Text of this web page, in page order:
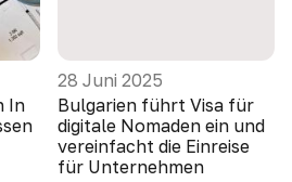
In
28 Juni 2025
Bulgarien führt Visa für
digitale Nomaden ein und
vereinfacht die Einreise
für Unternehmen